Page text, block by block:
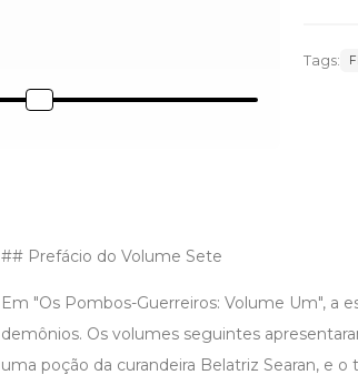
Tags:
## Prefácio do Volume Sete
Em "Os Pombos-Guerreiros: Volume Um", a
demônios. Os volumes seguintes
uma poção da curandeira Belatriz Searan, e